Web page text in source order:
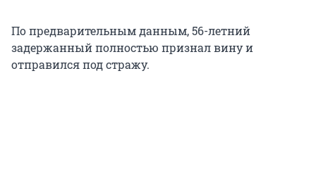
По предварительным данным, 56-летний
задержанный полностью признал вину и
отправился под стражу.